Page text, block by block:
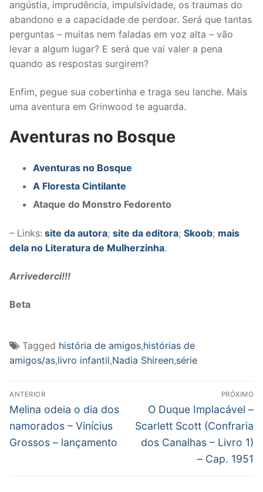
angústia, imprudência, impulsividade, os traumas do
abandono e a capacidade de perdoar. Será que tantas
perguntas – muitas nem faladas em voz alta – vão
levar a algum lugar? E será que vai valer a pena
quando as respostas surgirem?
Enfim, pegue sua cobertinha e traga seu lanche. Mais
uma aventura em Grinwood te aguarda.
Aventuras no Bosque
Aventuras no Bosque
A Floresta Cintilante
Ataque do Monstro Fedorento
– Links: site da autora; site da editora; Skoob; mais
dela no Literatura de Mulherzinha.
Arrivederci!!!
Beta
Tagged história de amigos,histórias de
amigos/as,livro infantil,Nadia Shireen,série
Navegação
de
Post
ANTERIOR
Post
anterior:
Melina odeia o dia dos
namorados – Vinícius
Grossos – lançamento
PRÓXIMO
Próximo
post:
O Duque Implacável –
Scarlett Scott (Confraria
dos Canalhas – Livro 1)
– Cap. 1951